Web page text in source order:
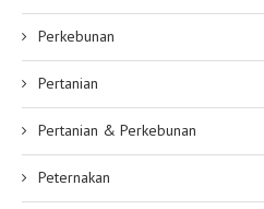
Perkebunan
Pertanian
Pertanian & Perkebunan
Peternakan